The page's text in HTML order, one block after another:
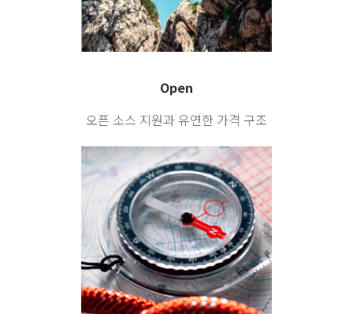
Open
오픈 소스 지원과유연한 가격 구조